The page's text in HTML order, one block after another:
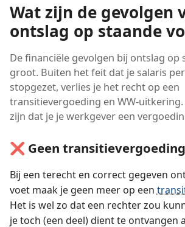
Wat zijn de gevolgen
ontslag op staande
De financiële gevolgen bij ontslag op
groot. Buiten het feit dat je salaris
stopgezet, verlies je het recht op een
transitievergoeding en WW-uitkering.
zijn dat je je werkgever een
❌ Geen transitievergoeding
Bij een terecht en correct gegeven
voet maak je geen meer op een
Het is wel zo dat een rechter zou
je toch (een deel) dient te ontvangen